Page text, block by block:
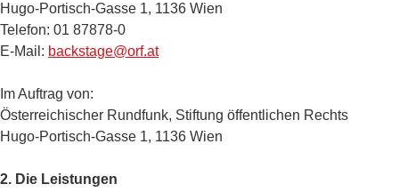
Hugo-Portisch-Gasse 1, 1136 Wien
Telefon: 01 87878-0
E-Mail: backstage@orf.at
Im Auftrag von:
Österreichischer Rundfunk, Stiftung öffentlichen Rechts
Hugo-Portisch-Gasse 1, 1136 Wien
2. Die Leistungen